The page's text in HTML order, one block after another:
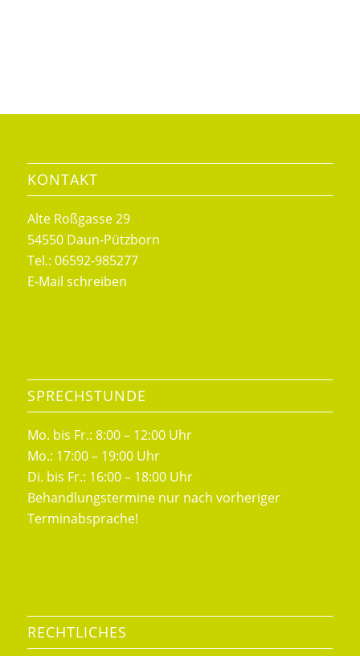
KONTAKT
Alte Roßgasse 29
54550 Daun-Pützborn
Tel.: 06592-985277
E-Mail schreiben
SPRECHSTUNDE
Mo. bis Fr.: 8:00 – 12:00 Uhr
Mo.: 17:00 – 19:00 Uhr
Di. bis Fr.: 16:00 – 18:00 Uhr
Behandlungstermine nur nach vorheriger
Terminabsprache!
RECHTLICHES